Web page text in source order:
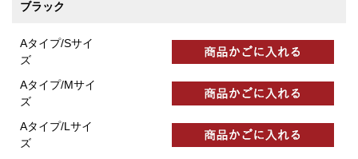
ブラック
Aタイプ/Sサイ
ズ
Aタイプ/Mサイ
ズ
Aタイプ/Lサイ
ズ